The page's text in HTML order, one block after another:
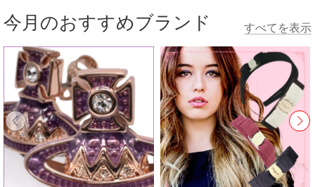
今月のおすすめブランド すべてを表示